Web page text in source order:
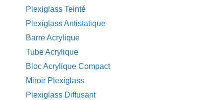
Plexiglass Teinté
Plexiglass Antistatique
Barre Acrylique
Tube Acrylique
Bloc Acrylique Compact
Miroir Plexiglass
Plexiglass Diffusant